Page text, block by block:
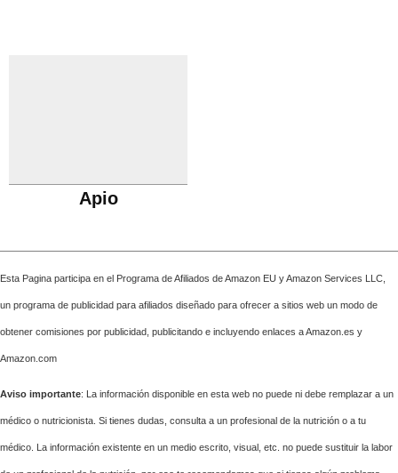
Apio
Esta Pagina participa en el Programa de Afiliados de Amazon EU y Amazon Services LLC,
un programa de publicidad para afiliados diseñado para ofrecer a sitios web un modo de
obtener comisiones por publicidad, publicitando e incluyendo enlaces a Amazon.es y
Amazon.com
Aviso importante: La información disponible en esta web no puede ni debe remplazar a un
médico o nutricionista. Si tienes dudas, consulta a un profesional de la nutrición o a tu
médico. La información existente en un medio escrito, visual, etc. no puede sustituir la labor